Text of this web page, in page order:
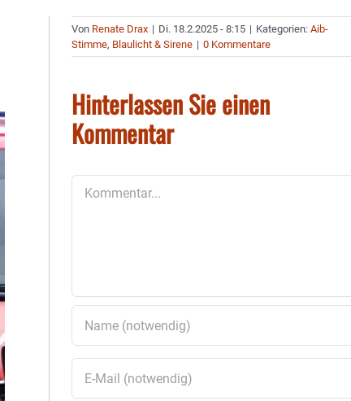
Von Renate Drax | Di. 18.2.2025 - 8:15 | Kategorien:Aib-
Stimme, Blaulicht & Sirene | 0 Kommentare
Hinterlassen Sie einen
Kommentar